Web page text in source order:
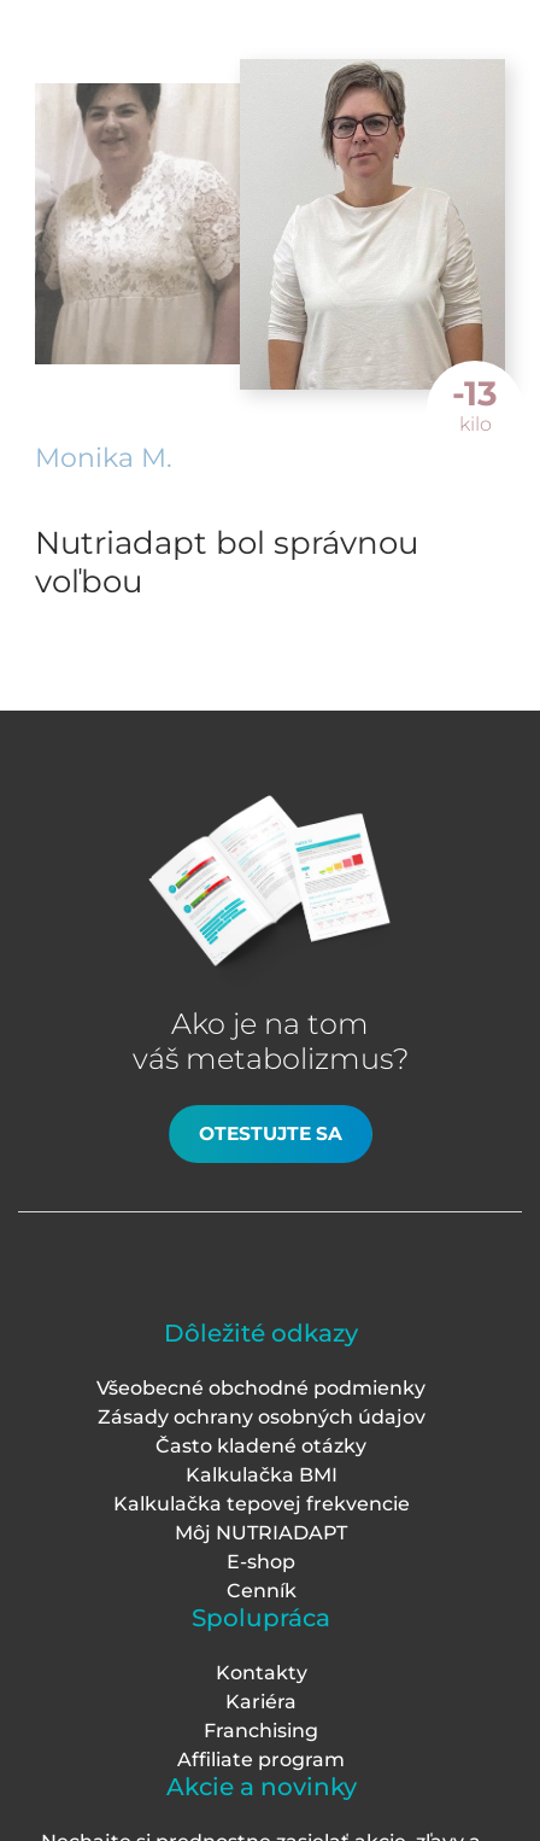
-13
kilo
Monika M.
Nutriadapt bol správnou
voľbou
Ako je na tom
váš metabolizmus?
OTESTUJTE SA
Dôležité odkazy
Všeobecné obchodné podmienky
Zásady ochrany osobných údajov
Často kladené otázky
Kalkulačka BMI
Kalkulačka tepovej frekvencie
Môj NUTRIADAPT
E-shop
Cenník
Spolupráca
Kontakty
Kariéra
Franchising
Affiliate program
Akcie a novinky